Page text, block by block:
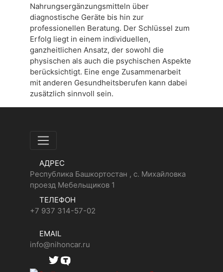
Nahrungsergänzungsmitteln über
diagnostische Geräte bis hin zur
professionellen Beratung. Der Schlüssel zum
Erfolg liegt in einem individuellen,
ganzheitlichen Ansatz, der sowohl die
physischen als auch die psychischen Aspekte
berücksichtigt. Eine enge Zusammenarbeit
mit anderen Gesundheitsberufen kann dabei
zusätzlich sinnvoll sein.
АДРЕС
Республика Башкортостан , с. Михайловка
проезд Мебельщиков 1
ТЕЛЕФОН
+7 937 314-57-02
EMAIL
info@nihoncar.ru